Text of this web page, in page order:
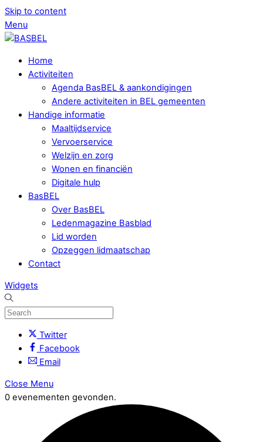
Skip to content
Menu
Home
Activiteiten
Agenda BasBEL & aankondigingen
Andere activiteiten in BEL gemeenten
Handige informatie
Maaltijdservice
Vervoerservice
Welzijn en zorg
Wonen en financiën
Digitale hulp
BasBEL
Over BasBEL
Ledenmagazine Basblad
Lid worden
Opzeggen lidmaatschap
Contact
Widgets
Twitter
Facebook
Email
Close Menu
0 evenementen gevonden.